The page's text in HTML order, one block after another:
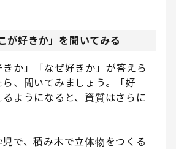
好きか」を聞いてみる
か」「なぜ好きか」が答えら
、聞いてみましょう。「好
ようになると、資質はさらに
で、積み木で立体物をつくる